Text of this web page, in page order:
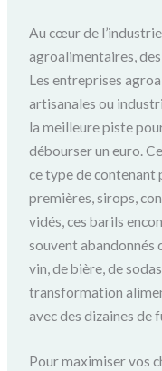
Au cœur de
agroalimentaires,
Les entreprises
artisanales ou
la meilleure piste
débourser un euro.
ce type de contenant
premières, sirops,
vidés, ces barils
souvent abandonnés
vin, de bière, de
transformation
avec des dizaines de
Pour maximiser vos